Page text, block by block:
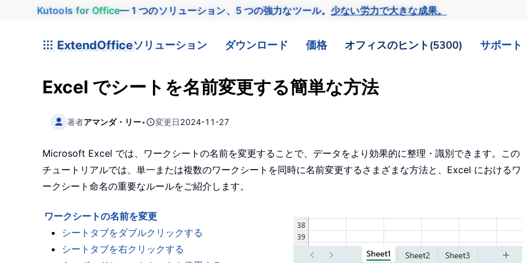
Kutools for Office— 1 つのソリューション、5 つの強力なツール。 少ない労力で大きな成果。
ExtendOfficeソリューション ダウンロード 価格 オフィスのヒント(5300) サポート
Excel でシートを名前変更する簡単な方法
著者アマンダ・リー• 変更日2024-11-27
Microsoft Excel では、ワークシートの名前を変更することで、データをより効果的に整理・識別できます。この
チュートリアルでは、単一または複数のワークシートを同時に名前変更するさまざまな方法と、Excel におけるワ
ークシート命名の重要なルールをご紹介します。
ワークシートの名前を変更
シートタブをダブルクリックする
シートタブを右クリックする